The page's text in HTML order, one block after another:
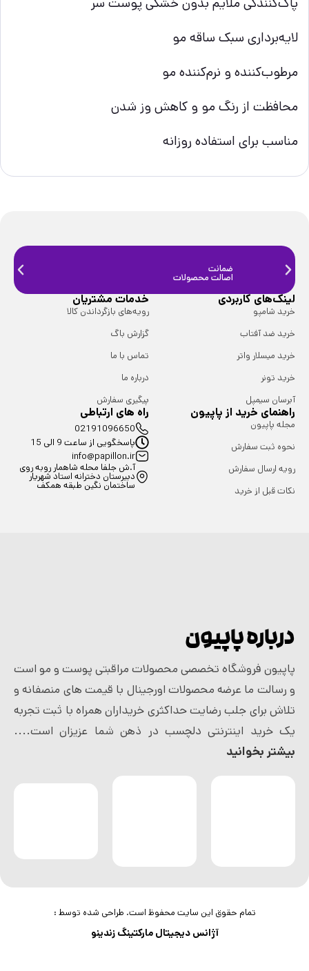
لایه‌برداری سبک ساقه مو
مرطوب‌کننده و نرم‌کننده مو
محافظت از رنگ مو و کاهش وز شدن
مناسب برای استفاده روزانه
ضمانت
اصالت محصولات
لینک‌های کاربردی
خرید شامپو
خرید ضد آفتاب
خرید میسلار واتر
خرید تونر
آبرسان سیمپل
خدمات مشتریان
رویه‌های بازگرداندن کالا
گزارش باگ
تماس با ما
درباره ما
پیگیری سفارش
راهنمای خرید از پاپیون
مجله پاپیون
نحوه ثبت سفارش
رویه ارسال سفارش
نکات قبل از خرید
راه های ارتباطی
02191096650
پاسخگویی از ساعت 9 الی 15
info@papillon.ir
آ.ش جلفا محله شاهمار روبه روی
دبیرستان دخترانه استاد شهریار
ساختمان نگین طبقه همکف
درباره پاپیون
پاپیون فروشگاه تخصصی محصولات مراقبتی پوست و مو است
و رسالت ما عرضه محصولات اورجینال با قیمت های منصفانه و
تلاش برای جلب رضایت حداکثری خریداران همراه با ثبت تجربه
یک خرید اینترنتی دلچسب در ذهن شما عزیزان است....
بیشتر بخوانید
تمام حقوق این سایت محفوظ است. طراحی شده توسط :
آژانس دیجیتال مارکتینگ زندینو